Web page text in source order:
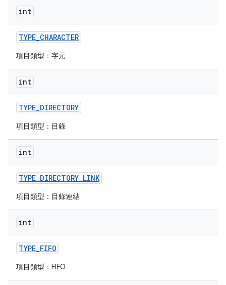
int
TYPE_CHARACTER
項目類型：字元
int
TYPE_DIRECTORY
項目類型：目錄
int
TYPE_DIRECTORY_LINK
項目類型：目錄連結
int
TYPE_FIFO
項目類型：FIFO